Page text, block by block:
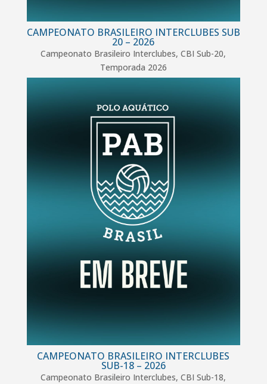
CAMPEONATO BRASILEIRO INTERCLUBES SUB
20 – 2026
Campeonato Brasileiro Interclubes,CBI Sub-20,
Temporada 2026
CAMPEONATO BRASILEIRO INTERCLUBES
SUB-18 – 2026
Campeonato Brasileiro Interclubes,CBI Sub-18,